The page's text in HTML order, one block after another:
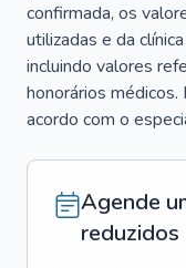
confirmada, os
utilizadas e da
incluindo valores
honorários
acordo com o
Agende
reduzidos